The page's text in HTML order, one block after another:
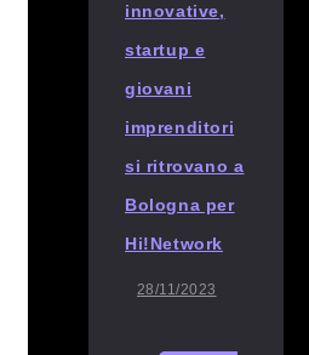
innovative,
startup e
giovani
imprenditori
si ritrovano a
Bologna per
Hi!Network
28/11/2023